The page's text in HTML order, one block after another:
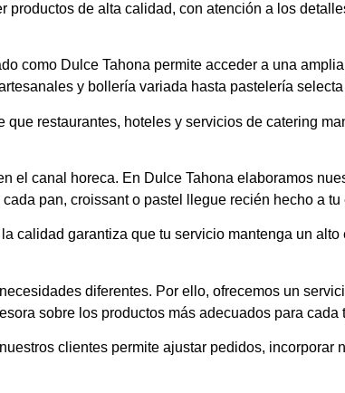
productos de alta calidad, con atención a los
como Dulce Tahona permite acceder a una
y bollería variada hasta pastelería
que restaurantes, hoteles y servicios de catering
el canal horeca. En Dulce Tahona elaboramos
pan, croissant o pastel llegue recién hecho a tu
calidad garantiza que tu servicio mantenga un
diferentes. Por ello, ofrecemos un
sobre los productos más adecuados para
clientes permite ajustar pedidos, incorporar